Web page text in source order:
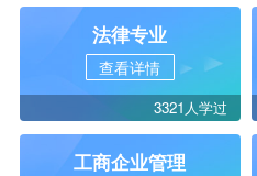
法律专业
查看详情
3321人学过
工商企业管理